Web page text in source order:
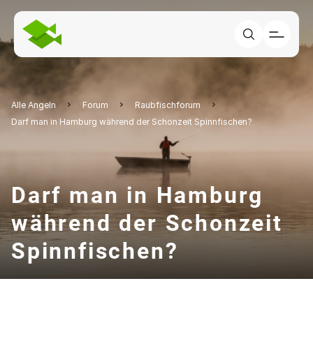
Alle Angeln Forum
Raubfischforum
Darf man in Hamburg während der Schonzeit Spinnfischen?
Darf man in Hamburg
während der Schonzeit
Spinnfischen?